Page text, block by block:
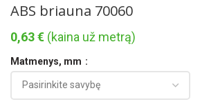
ABS briauna 70060
0,63€ (kaina už metrą)
Matmenys, mm